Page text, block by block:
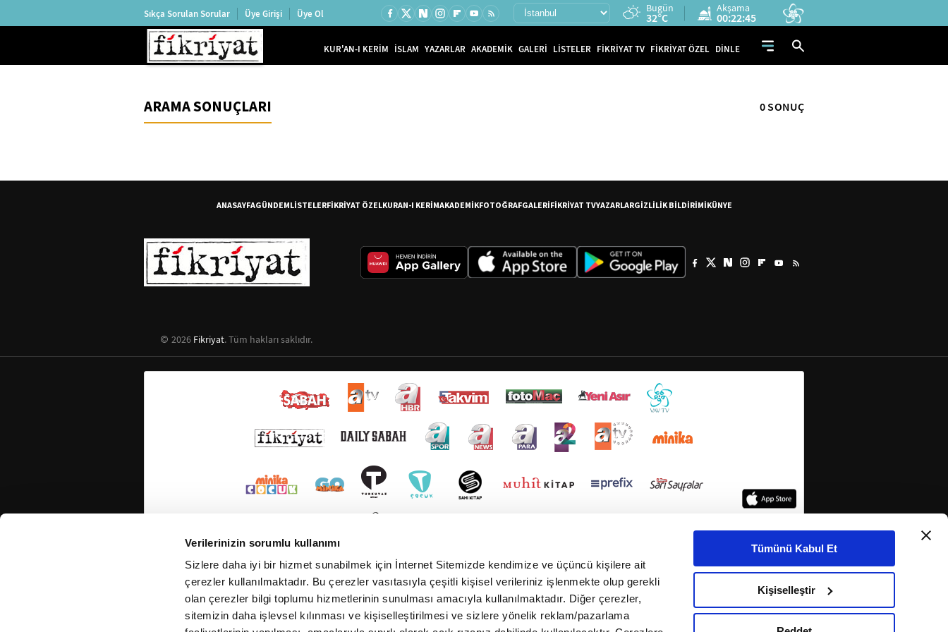
Verilerinizin sorumlu kullanımı
Sizlere daha iyi bir hizmet sunabilmek için İnternet Sitemizde kendimize ve üçüncü kişilere ait
çerezler kullanılmaktadır. Bu çerezler vasıtasıyla çeşitli kişisel verileriniz işlenmekte olup gerekli
olan çerezler bilgi toplumu hizmetlerinin sunulması amacıyla kullanılmaktadır. Diğer çerezler,
sitemizin daha işlevsel kılınması ve kişiselleştirilmesi ve sizlere yönelik reklam/pazarlama
Tümünü Kabul Et
Kişiselleştir
Sıkça Sorulan Sorular Üye Girişi Üye Ol Bugün
32°C
Akşama
00:22:45
KUR'AN-I KERİM İSLAM YAZARLAR AKADEMİK GALERİ LİSTELER FİKRİYAT TV FİKRİYAT ÖZEL DİNLE
ARAMA SONUÇLARI 0 SONUÇ
ANASAYFAGÜNDEMLİSTELERFİKRİYAT ÖZELKURAN-I KERİMAKADEMİKFOTOĞRAFGALERİFİKRİYAT TVYAZARLARGİZLİLİK BİLDİRİMİKÜNYE
2026 Fikriyat. Tüm hakları saklıdır.